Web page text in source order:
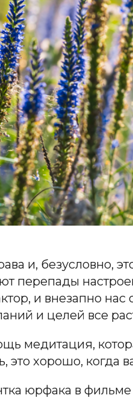
и, безусловно,
перепады
и внезапно нас
и целей все
медитация,
это хорошо,
юрфака в